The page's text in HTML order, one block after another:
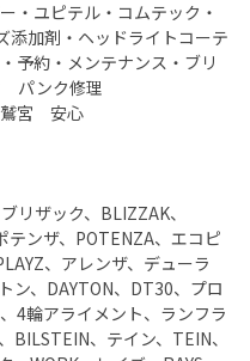
・ユピテル・コムテック・
添加剤・ヘッドライトコーテ
予約・メンテナンス・ブリ
パンク修理
宮 安心
リザック、BLIZZAK、
テンザ、POTENZA、エコピ
、アレンザ、デューラ
ン、DAYTON、DT30、プロ
4輪アライメント、ランフラ
BILSTEIN、テイン、TEIN、